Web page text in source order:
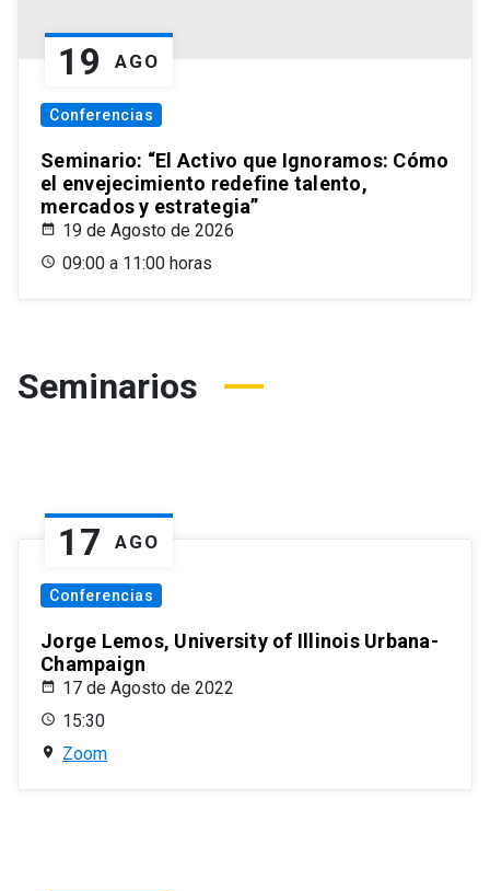
19 AGO
Conferencias
Seminario: “El Activo que Ignoramos: Cómo
el envejecimiento redefine talento,
mercados y estrategia”
19 de Agosto de 2026
09:00 a 11:00 horas
Seminarios
17 AGO
Conferencias
Jorge Lemos, University of Illinois Urbana-
Champaign
17 de Agosto de 2022
15:30
Zoom